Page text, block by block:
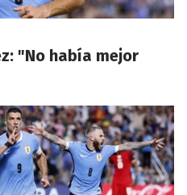
"No había mejor